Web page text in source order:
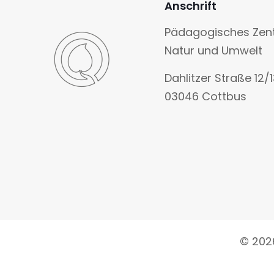
Anschrift
Pädagogisches
Natur und Umwelt
Dahlitzer Straße 12/
03046 Cottbus
©